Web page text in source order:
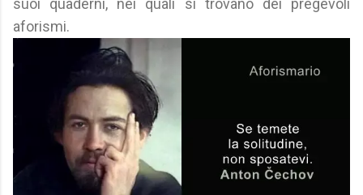
suoi quaderni, nei quali si trovano dei pregevoli
aforismi.